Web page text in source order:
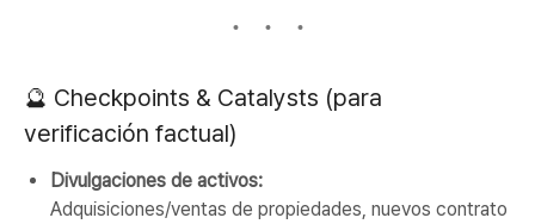
🔮 Checkpoints & Catalysts (para
verificación factual)
Divulgaciones de activos:
Adquisiciones/ventas de propiedades, nuevos contrato